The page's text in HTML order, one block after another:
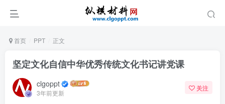
首页 PPT 正文
坚定文化自信中华优秀传统文化书记讲党课
clgoppt
3年前更新
关注